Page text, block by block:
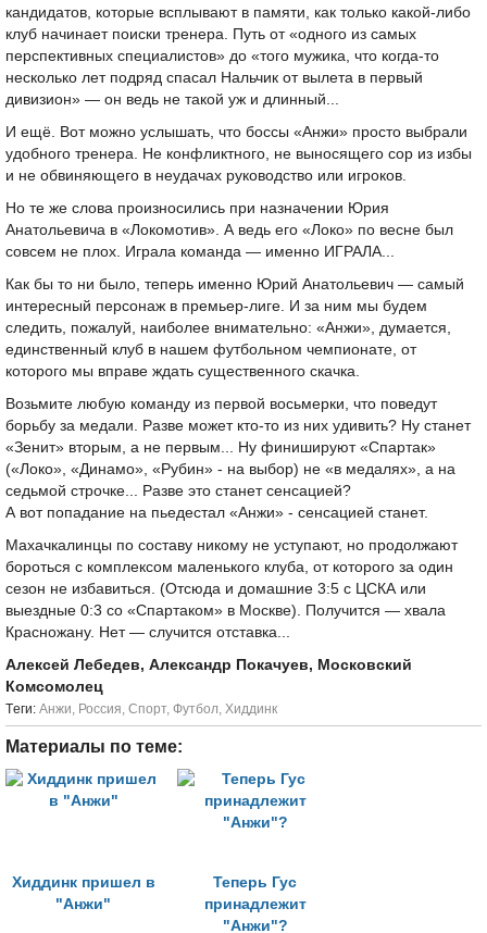
кандидатов, которые всплывают в памяти, как только какой-либо
клуб начинает поиски тренера. Путь от «одного из самых
перспективных специалистов» до «того мужика, что когда-то
несколько лет подряд спасал Нальчик от вылета в первый
дивизион» — он ведь не такой уж и длинный...
И ещё. Вот можно услышать, что боссы «Анжи» просто выбрали
удобного тренера. Не конфликтного, не выносящего сор из избы
и не обвиняющего в неудачах руководство или игроков.
Но те же слова произносились при назначении Юрия
Анатольевича в «Локомотив». А ведь его «Локо» по весне был
совсем не плох. Играла команда — именно ИГРАЛА...
Как бы то ни было, теперь именно Юрий Анатольевич — самый
интересный персонаж в премьер-лиге. И за ним мы будем
следить, пожалуй, наиболее внимательно: «Анжи», думается,
единственный клуб в нашем футбольном чемпионате, от
которого мы вправе ждать существенного скачка.
Возьмите любую команду из первой восьмерки, что поведут
борьбу за медали. Разве может кто-то из них удивить? Ну станет
«Зенит» вторым, а не первым... Ну финишируют «Спартак»
(«Локо», «Динамо», «Рубин» - на выбор) не «в медалях», а на
седьмой строчке... Разве это станет сенсацией?
А вот попадание на пьедестал «Анжи» - сенсацией станет.
Махачкалинцы по составу никому не уступают, но продолжают
бороться с комплексом маленького клуба, от которого за один
сезон не избавиться. (Отсюда и домашние 3:5 с ЦСКА или
выездные 0:3 со «Спартаком» в Москве). Получится — хвала
Красножану. Нет — случится отставка...
Алексей Лебедев, Александр Покачуев, Московский
Комсомолец
Tеги: Анжи, Россия, Спорт, Футбол, Хиддинк
Материалы по теме:
Хиддинк пришел в
"Анжи"
Теперь Гус
принадлежит
"Анжи"?